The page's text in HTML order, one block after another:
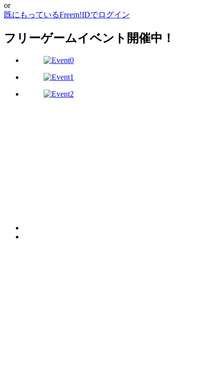
or
既にもっているFreem!IDでログイン
フリーゲームイベント開催中！